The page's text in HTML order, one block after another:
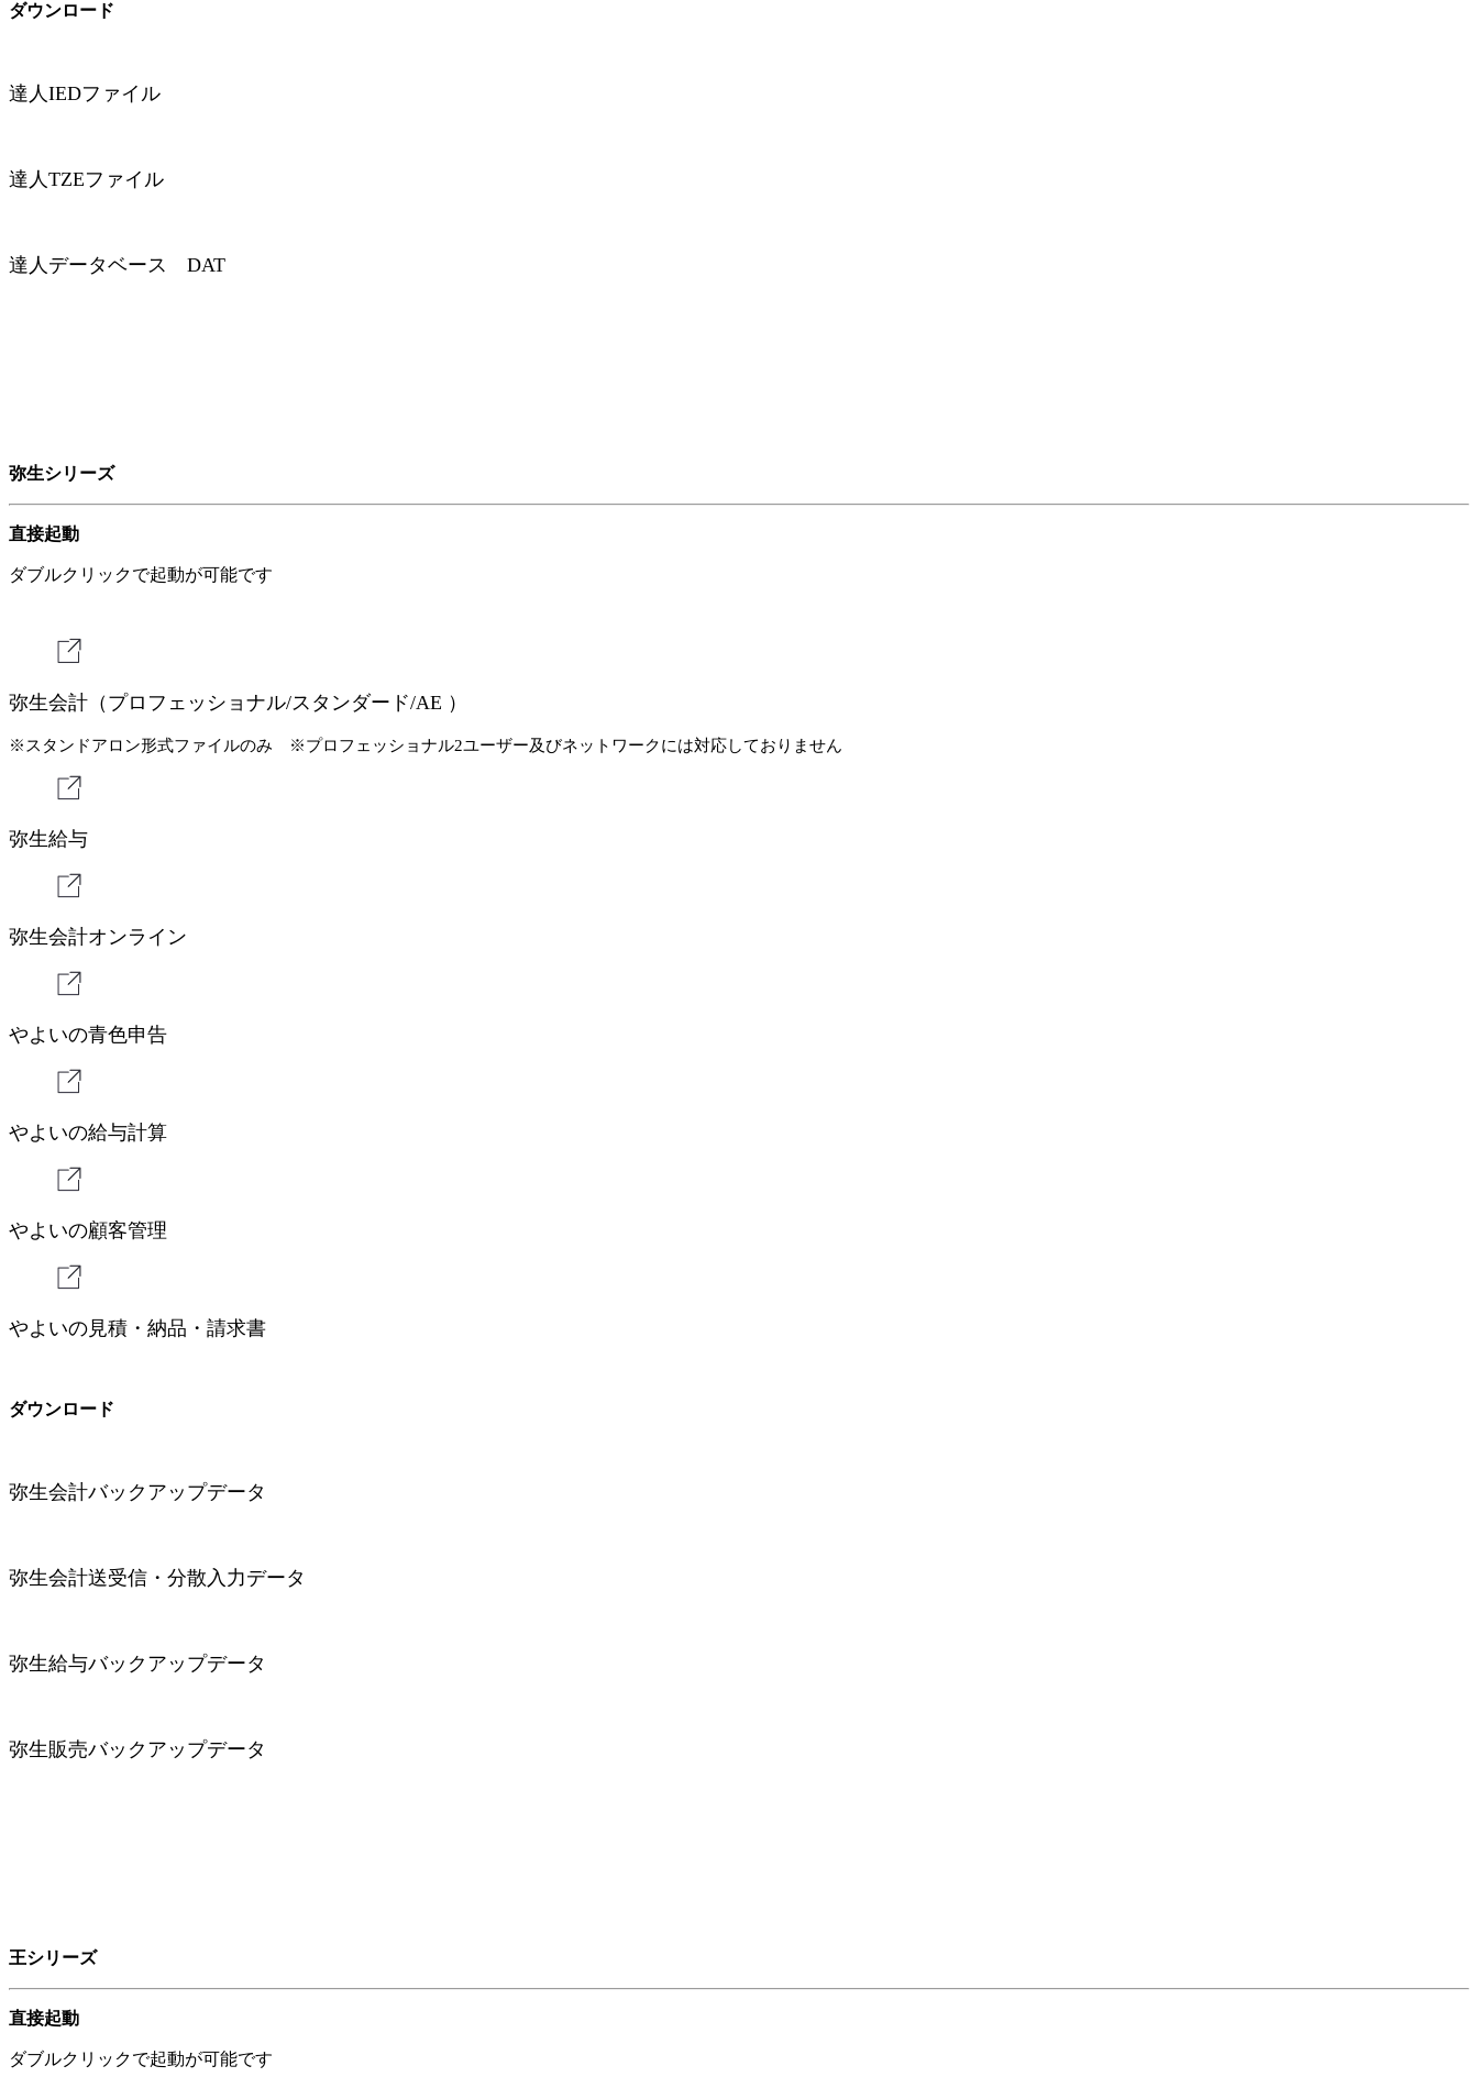
ダウンロード
達⼈IEDファイル
達⼈TZEファイル
達⼈データベース DAT
弥生シリーズ
直接起動
ダブルクリックで起動が可能です
弥⽣会計（プロフェッショナル/スタンダード/AE ）
※スタンドアロン形式ファイルのみ ※プロフェッショナル2ユーザー及びネットワークには対応しておりません
弥⽣給与
弥⽣会計オンライン
やよいの⻘⾊申告
やよいの給与計算
やよいの顧客管理
やよいの⾒積・納品・請求書
ダウンロード
弥⽣会計バックアップデータ
弥⽣会計送受信・分散⼊⼒データ
弥⽣給与バックアップデータ
弥⽣販売バックアップデータ
王シリーズ
直接起動
ダブルクリックで起動が可能です